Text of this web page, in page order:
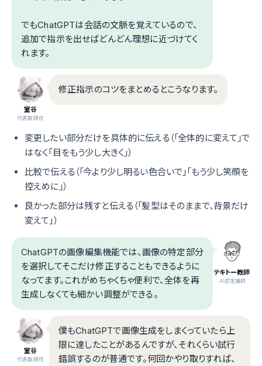
でもChatGPTは会話の文脈を覚えているので、
追加で指示を出せばどんどん理想に近づけてく
れます。
室谷
代表取締役
修正指示のコツをまとめるとこうなります。
変更したい部分だけを具体的に伝える（「全体的に変えて」で
はなく「目をもう少し大きく」）
比較で伝える（「今より少し明るい色合いで」「もう少し笑顔を
控えめに」）
良かった部分は残すと伝える（「髪型はそのままで、背景だけ
変えて」）
テキトー教師
.AI認定講師
ChatGPTの画像編集機能では、画像の特定部分
を選択してそこだけ修正することもできるように
なってます。これがめちゃくちゃ便利で、全体を再
生成しなくても細かい調整ができる。
室谷
代表取締役
僕もChatGPTで画像生成をしまくっていたら上
限に達したことがあるんですが、それくらい試行
錯誤するのが普通です。何回かやり取りすれば、